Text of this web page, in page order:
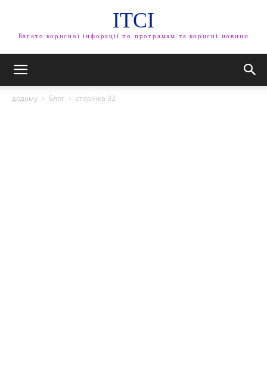
ITCI
Багато корисної інфорації по програмам та корисні новини
додому Блог сторінка 32